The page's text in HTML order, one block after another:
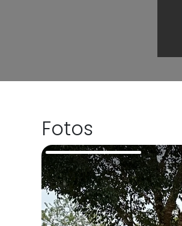
Fotos